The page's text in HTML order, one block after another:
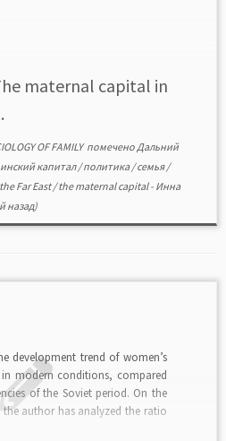
maternal capital in
OF FAMILYпомеченоДальний
капитал/политика/семья/
Far East/the maternal capital- Инна
назад)
development trend of women’s
modern conditions, compared
of the Soviet period. On the
author has analyzed the ratio